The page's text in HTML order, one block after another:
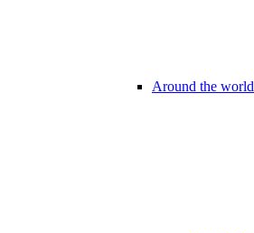
Around the world